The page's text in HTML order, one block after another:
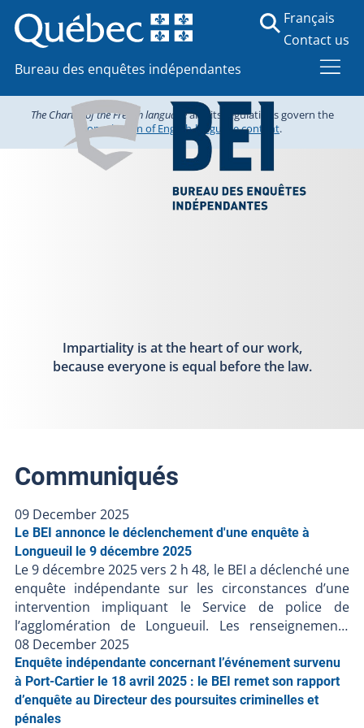
Bureau des enquêtes indépendantes
Français
Contact us
The Charter of the French languageand its regulations govern the
consultation of English-language content.
Impartiality is at the heart of our work,
because everyone is equal before the law.
Communiqués
09 December 2025
Le BEI annonce le déclenchement d'une enquête à
Longueuil le 9 décembre 2025
Le 9 décembre 2025 vers 2 h 48, le BEI a déclenché une
enquête indépendante sur les circonstances d’une
intervention impliquant le Service de police de
l’agglomération de Longueuil. Les renseignements
préliminaires communiqués au BEI suggèrent ce qui
suit : Le 9 décembre 2025 vers 0 h 29, les policiers
auraient effectué la surveillance d’une personne dans
un centre hospitalier ;Vers 0 h 50, il y aurait eu une
altercation physique entre les policiers et la personne
08 December 2025
Enquête indépendante concernant l’événement survenu
à Port-Cartier le 18 avril 2025 : le BEI remet son rapport
d’enquête au Directeur des poursuites criminelles et
pénales